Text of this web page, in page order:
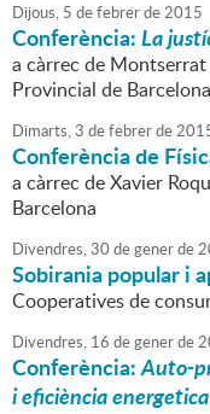
Dijous, 5 defebrerde2015
Conferència:La
a càrrec de
Provincial de Barcelona
Dimarts,3 defebrerde
Conferència de
a càrrec de Xavier
Barcelona
Divendres,30 degenerde
Sobirania popular i
Cooperatives de
Divendres, 16 degenerde
Conferència:Auto-
i eficiència energetica